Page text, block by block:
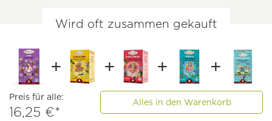
Wird oft zusammen gekauft
Preis für alle:
16,25 €*
Alles in den Warenkorb